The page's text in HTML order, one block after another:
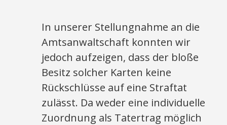
In unserer Stellungnahme an die
Amtsanwaltschaft konnten wir
jedoch aufzeigen, dass der bloße
Besitz solcher Karten keine
Rückschlüsse auf eine Straftat
zulässt. Da weder eine individuelle
Zuordnung als Tatertrag möglich